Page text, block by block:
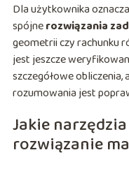
Dla użytkownika
spójnerozwiązania
geometrii czy rachunku
jest jeszcze
szczegółowe obliczenia,
rozumowania jest
Jakie
rozwiązanie